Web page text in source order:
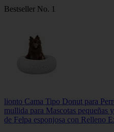
Bestseller No. 1
lionto Cama Tipo Donut para
mullida para Mascotas
de Felpa esponjosa con Relleno